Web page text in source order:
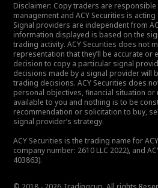
Disclaimer: Copy traders are
management and ACY Securities is
Signal providers are independent from
information displayed is based on the
trading activity. ACY Securities does not
representation that they’ll be accurate or
decision to copy a particular signal
decisions made by a signal provider will
trading decisions. ACY Securities does
personal objectives, financial situation or
available to you and nothing is to be
recommendation or solicitation to buy,
signal provider’s strategy.
ACY Securities is the trading name for ACY
company number: 2610 LLC 2022), and
403863).